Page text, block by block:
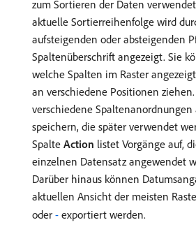
zum Sortieren der Daten
aktuelle Sortierreihenfolge wird
aufsteigenden oder absteigenden
Spaltenüberschrift angezeigt. Sie
welche Spalten im Raster
an verschiedene Positionen
verschiedene Spaltenanordnungen
speichern, die später verwendet
Spalte Action listet Vorgänge auf,
einzelnen Datensatz angewendet
Darüber hinaus können
aktuellen Ansicht der meisten
oder - exportiert werden.